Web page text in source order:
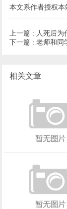
本文系作者授权本
上一篇 : 人死后为
下一篇 : 老师和同
相关文章